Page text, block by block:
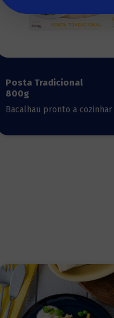
Posta Tradicional
800g
Bacalhau pronto a cozinhar